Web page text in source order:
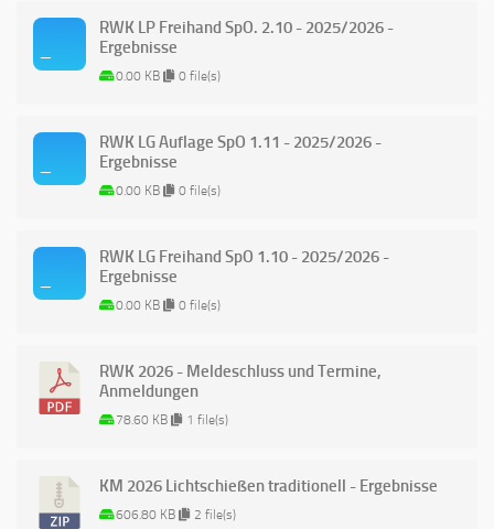
RWK LP Freihand SpO. 2.10 - 2025/2026 -
Ergebnisse
0.00 KB 0 file(s)
RWK LG Auflage SpO 1.11 - 2025/2026 -
Ergebnisse
0.00 KB 0 file(s)
RWK LG Freihand SpO 1.10 - 2025/2026 -
Ergebnisse
0.00 KB 0 file(s)
RWK 2026 - Meldeschluss und Termine,
Anmeldungen
78.60 KB 1 file(s)
KM 2026 Lichtschießen traditionell - Ergebnisse
606.80 KB 2 file(s)